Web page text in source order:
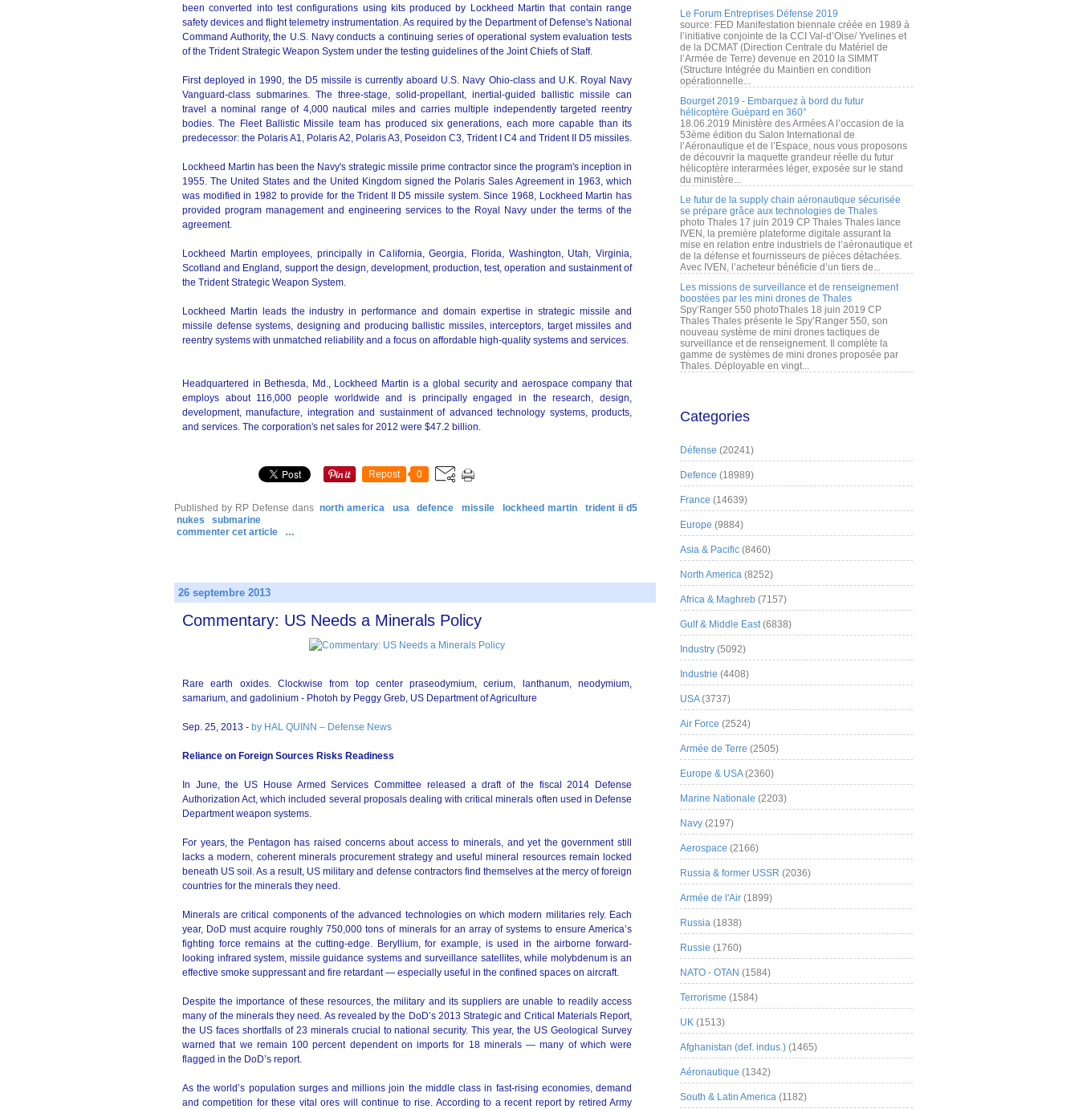
been converted into test configurations using kits produced by Lockheed Martin that contain range
safety devices and flight telemetry instrumentation. As required by the Department of Defense's National
Command Authority, the U.S. Navy conducts a continuing series of operational system evaluation tests
of the Trident Strategic Weapon System under the testing guidelines of the Joint Chiefs of Staff.
First deployed in 1990, the D5 missile is currently aboard U.S. Navy Ohio-class and U.K. Royal Navy
Vanguard-class submarines. The three-stage, solid-propellant, inertial-guided ballistic missile can
travel a nominal range of 4,000 nautical miles and carries multiple independently targeted reentry
bodies. The Fleet Ballistic Missile team has produced six generations, each more capable than its
predecessor: the Polaris A1, Polaris A2, Polaris A3, Poseidon C3, Trident I C4 and Trident II D5 missiles.
Lockheed Martin has been the Navy's strategic missile prime contractor since the program's inception in
1955. The United States and the United Kingdom signed the Polaris Sales Agreement in 1963, which
was modified in 1982 to provide for the Trident II D5 missile system. Since 1968, Lockheed Martin has
provided program management and engineering services to the Royal Navy under the terms of the
agreement.
Lockheed Martin employees, principally in California, Georgia, Florida, Washington, Utah, Virginia,
Scotland and England, support the design, development, production, test, operation and sustainment of
the Trident Strategic Weapon System.
Lockheed Martin leads the industry in performance and domain expertise in strategic missile and
missile defense systems, designing and producing ballistic missiles, interceptors, target missiles and
reentry systems with unmatched reliability and a focus on affordable high-quality systems and services.
Headquartered in Bethesda, Md., Lockheed Martin is a global security and aerospace company that
employs about 116,000 people worldwide and is principally engaged in the research, design,
development, manufacture, integration and sustainment of advanced technology systems, products,
and services. The corporation's net sales for 2012 were $47.2 billion.
Repost 0
Published by RP Defense dans north america usa defence missile lockheed martin
trident ii d5
nukes
submarine
commenter cet article
…
26 septembre 2013
Commentary: US Needs a Minerals Policy
Rare earth oxides. Clockwise from top center praseodymium, cerium, lanthanum, neodymium,
samarium, and gadolinium - Photoh by Peggy Greb, US Department of Agriculture
Sep. 25, 2013 - by HAL QUINN – Defense News
Reliance on Foreign Sources Risks Readiness
In June, the US House Armed Services Committee released a draft of the fiscal 2014 Defense
Authorization Act, which included several proposals dealing with critical minerals often used in Defense
Department weapon systems.
For years, the Pentagon has raised concerns about access to minerals, and yet the government still
lacks a modern, coherent minerals procurement strategy and useful mineral resources remain locked
beneath US soil. As a result, US military and defense contractors find themselves at the mercy of foreign
countries for the minerals they need.
Minerals are critical components of the advanced technologies on which modern militaries rely. Each
year, DoD must acquire roughly 750,000 tons of minerals for an array of systems to ensure America’s
fighting force remains at the cutting-edge. Beryllium, for example, is used in the airborne forward-
looking infrared system, missile guidance systems and surveillance satellites, while molybdenum is an
effective smoke suppressant and fire retardant — especially useful in the confined spaces on aircraft.
Despite the importance of these resources, the military and its suppliers are unable to readily access
many of the minerals they need. As revealed by the DoD’s 2013 Strategic and Critical Materials Report,
the US faces shortfalls of 23 minerals crucial to national security. This year, the US Geological Survey
warned that we remain 100 percent dependent on imports for 18 minerals — many of which were
flagged in the DoD’s report.
As the world’s population surges and millions join the middle class in fast-rising economies, demand
and competition for these vital ores will continue to rise. According to a recent report by retired Army
Le Forum Entreprises Défense 2019
source: FED Manifestation biennale créée en 1989 à
l’initiative conjointe de la CCI Val-d’Oise/ Yvelines et
de la DCMAT (Direction Centrale du Matériel de
l’Armée de Terre) devenue en 2010 la SIMMT
(Structure Intégrée du Maintien en condition
opérationnelle...
Bourget 2019 - Embarquez à bord du futur
hélicoptère Guépard en 360°
18.06.2019 Ministère des Armées A l’occasion de la
53ème édition du Salon International de
l’Aéronautique et de l’Espace, nous vous proposons
de découvrir la maquette grandeur réelle du futur
hélicoptère interarmées léger, exposée sur le stand
du ministère...
Le futur de la supply chain aéronautique sécurisée
se prépare grâce aux technologies de Thales
photo Thales 17 juin 2019 CP Thales Thales lance
IVEN, la première plateforme digitale assurant la
mise en relation entre industriels de l’aéronautique et
de la défense et fournisseurs de pièces détachées.
Avec IVEN, l’acheteur bénéficie d’un tiers de...
Les missions de surveillance et de renseignement
boostées par les mini drones de Thales
Spy’Ranger 550 photoThales 18 juin 2019 CP
Thales Thales présente le Spy’Ranger 550, son
nouveau système de mini drones tactiques de
surveillance et de renseignement. Il complète la
gamme de systèmes de mini drones proposée par
Thales. Déployable en vingt...
Categories
Défense (20241)
Defence (18989)
France (14639)
Europe (9884)
Asia & Pacific (8460)
North America (8252)
Africa & Maghreb (7157)
Gulf & Middle East(6838)
Industry (5092)
Industrie (4408)
USA(3737)
Air Force (2524)
Armée de Terre (2505)
Europe & USA(2360)
Marine Nationale (2203)
Navy (2197)
Aerospace (2166)
Russia & former USSR (2036)
Armée de l'Air (1899)
Russia (1838)
Russie (1760)
NATO - OTAN (1584)
Terrorisme (1584)
UK (1513)
Afghanistan (def. indus.) (1465)
Aéronautique (1342)
South & Latin America (1182)